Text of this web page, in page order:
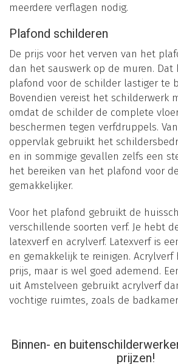
meerdere verflagen nodig.
Plafond schilderen
De prijs voor het verven van het
dan het sauswerk op de muren.
plafond voor de schilder lastiger te
Bovendien vereist het schilderwerk
omdat de schilder de complete
beschermen tegen verfdruppels.
oppervlak gebruikt het
en in sommige gevallen zelfs een
het bereiken van het plafond voor
gemakkelijker.
Voor het plafond gebruikt de
verschillende soorten verf. Je hebt
latexverf en acrylverf. Latexverf is
en gemakkelijk te reinigen. Acrylverf
prijs, maar is wel goed ademend.
uit Amstelveen gebruikt acrylverf
vochtige ruimtes, zoals de
Binnen- en
prijzen!